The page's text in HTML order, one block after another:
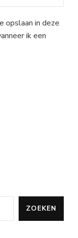
opslaan in deze
ik een
ZOEKEN